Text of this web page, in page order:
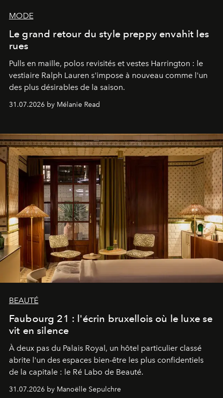
MODE
Le grand retour du style preppy envahit les
rues
Pulls en maille, polos revisités et vestes Harrington : le
vestiaire Ralph Lauren s'impose à nouveau comme l'un
des plus désirables de la saison.
31.07.2026 by Mélanie Read
BEAUTÉ
Faubourg 21 : l'écrin bruxellois où le luxe se
vit en silence
À deux pas du Palais Royal, un hôtel particulier classé
abrite l'un des espaces bien-être les plus confidentiels
de la capitale : le Ré Labo de Beauté.
31.07.2026 by Manoëlle Sepulchre